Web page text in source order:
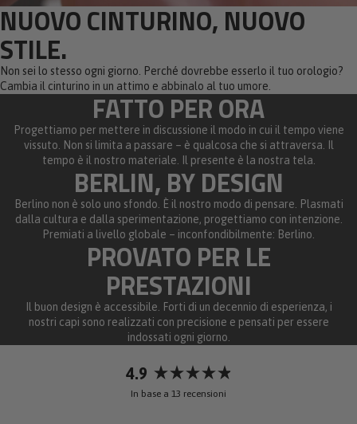
NUOVO CINTURINO, NUOVO
STILE.
Non sei lo stesso ogni giorno. Perché dovrebbe esserlo il tuo orologio?
Cambia il cinturino in un attimo e abbinalo al tuo umore.
FATTO PER ORA
Progettiamo per mettere in discussione il modo in cui il tempo viene
vissuto. Non si limita a passare – è qualcosa che si attraversa. Il
tempo è il nostro materiale. Il presente è la nostra tela.
BERLIN, BY DESIGN
Berlino non è solo uno sfondo. È il nostro modo di pensare. Plasmati
dalla cultura e dalla sperimentazione, progettiamo con intenzione.
Premiati a livello globale – inconfondibilmente: Berlino.
PROVATO PER LE
PRESTAZIONI
Il buon design è accessibile. Forti di un decennio di esperienza, i
nostri capi sono realizzati con precisione e pensati per essere
indossati ogni giorno.
4.9
Valutato
4.9
In base a 13 recensioni